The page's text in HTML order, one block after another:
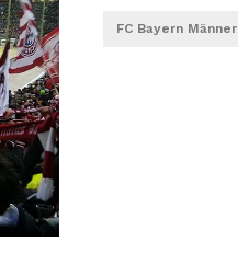
FC Bayern Männer